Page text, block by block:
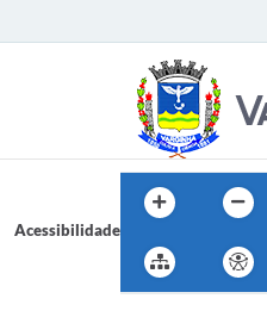
Acessibilidade